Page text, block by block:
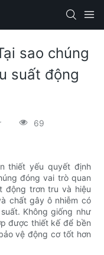
sao chúng
suất động
69
thiết yếu quyết định
đóng vai trò quan
động trơn tru và hiệu
chất gây ô nhiễm có
Không giống như
được thiết kế để bền
vệ động cơ tốt hơn